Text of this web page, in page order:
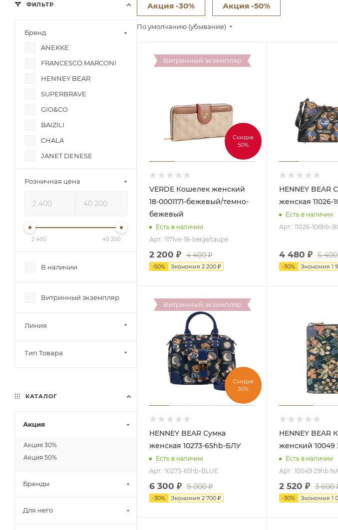
Акция -30% Акция -50%
По умолчанию (убывание)
Витринный экземпляр
Скидка
50%
VERDE Кошелек женский
18-0001171-бежевый/темно-
бежевый
Есть в наличии
Арт.: 1171ve-18-beige/taupe
2 200 ₽ 4 400₽
-50% Экономия 2 200 ₽
HENNEY BEAR Сумка
женская 11026-
Есть в наличии
Арт.: 11026-106hb-
4 480 ₽ 6 400
-30% Экономия 1
Витринный экземпляр
Скидка
30%
HENNEY BEAR Сумка
женская 10273-65hb-БЛУ
Есть в наличии
Арт.: 10273-65hb-BLUE
6 300 ₽ 9 000₽
-30% Экономия 2 700 ₽
HENNEY BEAR Кошелек
женский
Есть в наличии
Арт.: 10049 29hb
2 520 ₽ 3 600
-30% Экономия 1
ФИЛЬТР
Розничная цена
2 400 40 200
Бренд
ANEKKE
FRANCESCO MARCONI
HENNEY BEAR
SUPERBRAVE
GIO&CO
BAIZILI
CHALA
JANET DENESE
NICOLE LEE
VERDE
В наличии
Витринный экземпляр
Линия
Тип Товара
КАТАЛОГ
Акция
Акция 30%
Акция 50%
Бренды
Для него